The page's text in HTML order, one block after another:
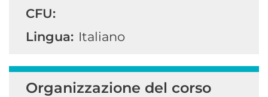
CFU:
Lingua: Italiano
Organizzazione del corso